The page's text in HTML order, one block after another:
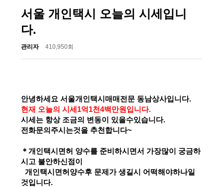
서울 개인택시 오늘의 시세입니
다.
관리자 410,950회
​안녕하세요 서울개인택시매매전문 동남상사입니다.
현재 오늘의 시세1억1천4백만원입니다.
시세는 항상 조금의 변동이 있을수있습니다.
전화문의주시는것을 추천합니다~
＊개인택시면허 양수를 준비하시면서 가장많이 궁금하
시고 불안하신점이
개인택시면허양수후 문제가 생길시 어떡해야하나일
것입니다.